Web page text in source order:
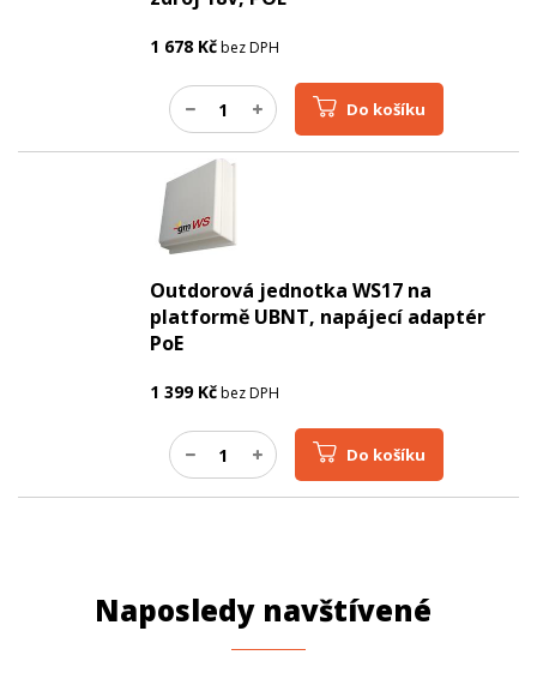
1 678 Kčbez DPH
Do košíku
Outdorová jednotka WS17 na
platformě UBNT, napájecí adaptér
PoE
1 399Kčbez DPH
Do košíku
Naposledy navštívené